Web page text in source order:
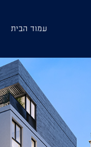
עמוד הבית